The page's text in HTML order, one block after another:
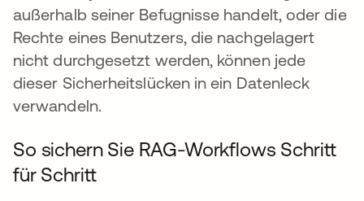
außerhalb seiner Befugnisse handelt, oder die
Rechte eines Benutzers, die nachgelagert
nicht durchgesetzt werden, können jede
dieser Sicherheitslücken in ein Datenleck
verwandeln.
So sichern Sie RAG-Workflows Schritt
für Schritt